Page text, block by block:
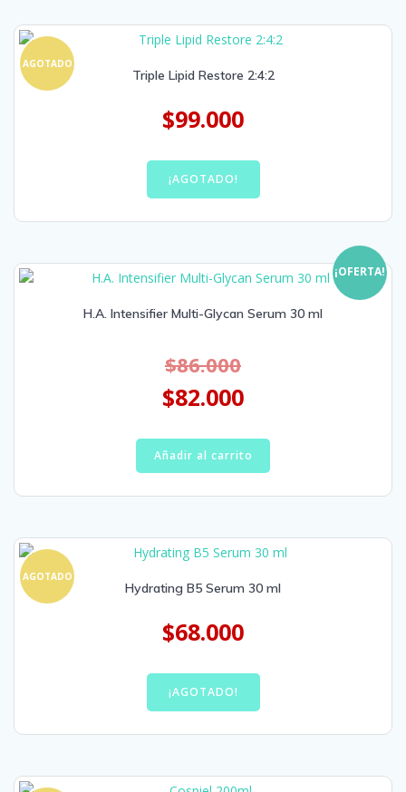
AGOTADO
Triple Lipid Restore 2:4:2
$99.000
¡AGOTADO!
¡OFERTA!
H.A. Intensifier Multi-Glycan Serum 30 ml
$86.000
$82.000
Añadir al carrito
AGOTADO
Hydrating B5 Serum 30 ml
$68.000
¡AGOTADO!